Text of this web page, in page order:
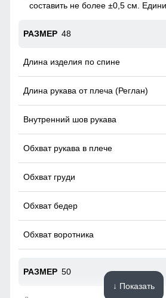
составить не более ±0,5 см.
48
50
↓ Показать